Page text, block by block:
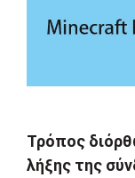
Τρόπος
λήξης της